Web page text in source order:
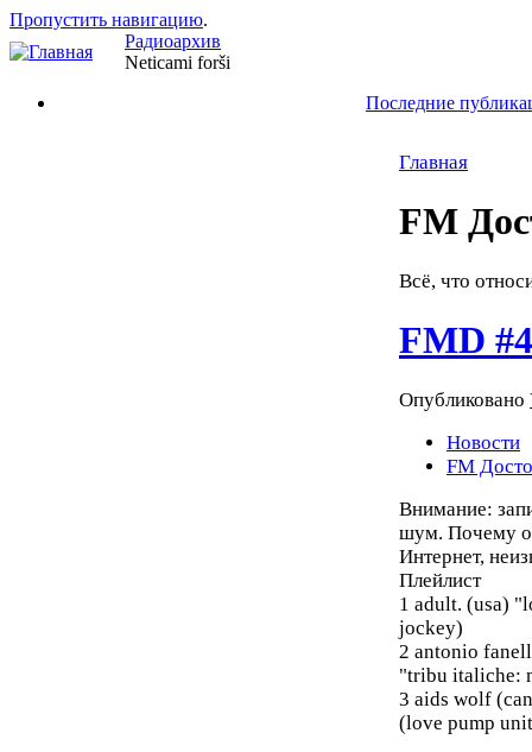
Пропустить навигацию.
Радиоархив
Neticami forši
Последние
Главная
FM
Всё, что
FMD
Опубликовано
Новости
FM
Внимание:
шум. Почему
Интернет,
Плейлист
1 adult. (usa)
jockey)
2 antonio
"tribu italiche:
3 aids wolf
(love pump